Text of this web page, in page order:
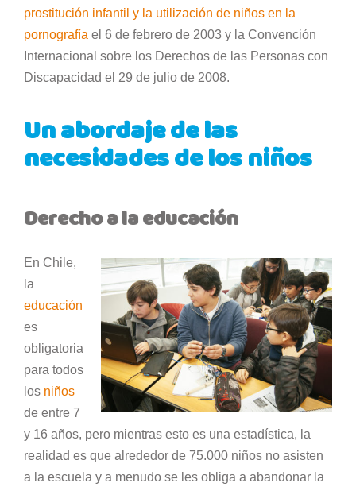
prostitución infantil y la utilización de niños en la
pornografía el 6 de febrero de 2003 y la Convención
Internacional sobre los Derechos de las Personas con
Discapacidad el 29 de julio de 2008.
Un abordaje de las
necesidades de los niños
Derecho a la educación
En Chile,
la
educación
es
obligatoria
para todos
los niños
de entre 7
y 16 años, pero mientras esto es una estadística, la
realidad es que alrededor de 75.000 niños no asisten
a la escuela y a menudo se les obliga a abandonar la